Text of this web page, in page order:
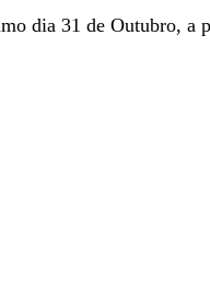
dia 31 de Outubro, a